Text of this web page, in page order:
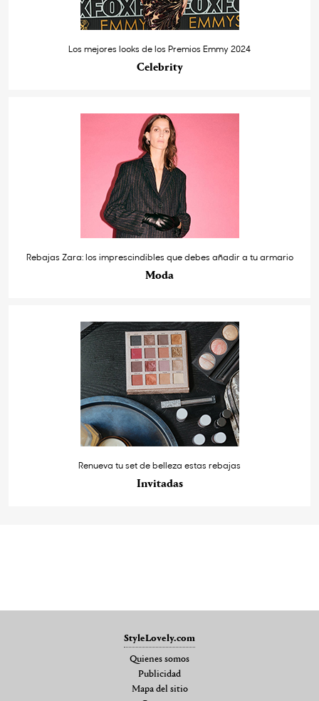
Los mejores looks de los Premios Emmy 2024
Celebrity
Rebajas Zara: los imprescindibles que debes añadir a tu armario
Moda
Renueva tu set de belleza estas rebajas
Invitadas
StyleLovely.com
Quienes somos
Publicidad
Mapa del sitio